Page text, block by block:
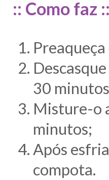
:: Como faz ::
30
Misture-o
minutos;
Após
compota.